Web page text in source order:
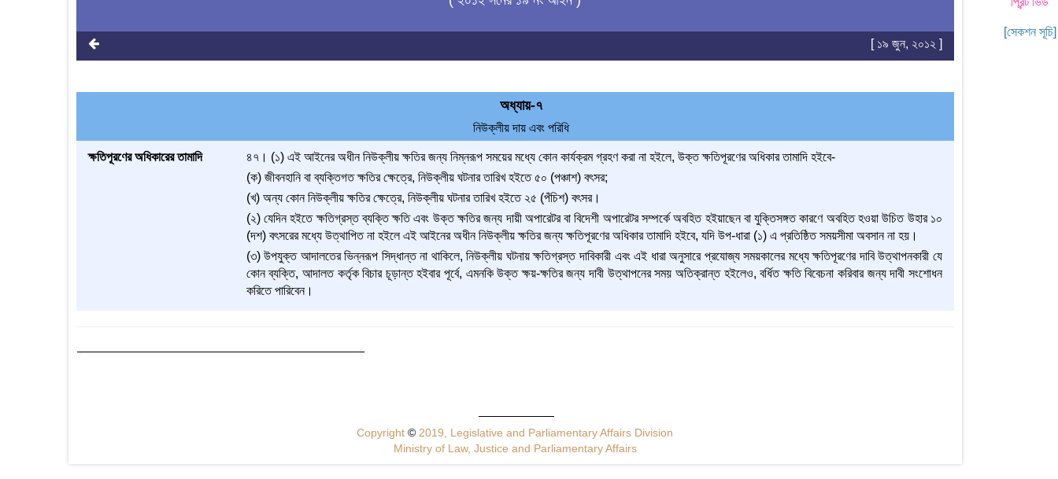
[সেকশন সূচি]
[ ১৯ জুন, ২০১২ ]
অধ্যায়-৭
নিউক্লীয় দায় এবং পরিধি
ক্ষতিপূরণের অধিকারের তামাদি
৪৭। (১) এই আইনের অধীন নিউক্লীয় ক্ষতির জন্য নিম্নরূপ সময়ের মধ্যে কোন কার্যক্রম গ্রহণ করা না হইলে, উক্ত ক্ষতিপূরণের অধিকার তামাদি হইবে-
(ক) জীবনহানি বা ব্যক্তিগত ক্ষতির ক্ষেত্রে, নিউক্লীয় ঘটনার তারিখ হইতে ৫০ (পঞ্চাশ) বৎসর;
(খ) অন্য কোন নিউক্লীয় ক্ষতির ক্ষেত্রে, নিউক্লীয় ঘটনার তারিখ হইতে ২৫ (পঁচিশ) বৎসর।
(২) যেদিন হইতে ক্ষতিগ্রস্ত ব্যক্তি ক্ষতি এবং উক্ত ক্ষতির জন্য দায়ী অপারেটর বা বিদেশী অপারেটর সম্পর্কে অবহিত হইয়াছেন বা যুক্তিসঙ্গত কারণে অবহিত হওয়া উচিত উহার ১০
(দশ) বৎসরের মধ্যে উত্থাপিত না হইলে এই আইনের অধীন নিউক্লীয় ক্ষতির জন্য ক্ষতিপূরণের অধিকার তামাদি হইবে, যদি উপ-ধারা (১) এ প্রতিষ্ঠিত সময়সীমা অবসান না হয়।
(৩) উপযুক্ত আদালতের ভিন্নরূপ সিদ্ধান্ত না থাকিলে, নিউক্লীয় ঘটনায় ক্ষতিগ্রস্ত দাবিকারী এবং এই ধারা অনুসারে প্রযোজ্য সময়কালের মধ্যে ক্ষতিপূরণের দাবি উত্থাপনকারী যে
কোন ব্যক্তি, আদালত কর্তৃক বিচার চূড়ান্ত হইবার পূর্বে, এমনকি উক্ত ক্ষয়-ক্ষতির জন্য দাবী উত্থাপনের সময় অতিক্রান্ত হইলেও, বর্ধিত ক্ষতি বিবেচনা করিবার জন্য দাবী সংশোধন
করিতে পারিবেন।
Copyright© 2019, Legislative and Parliamentary Affairs Division
Ministry of Law, Justice and Parliamentary Affairs